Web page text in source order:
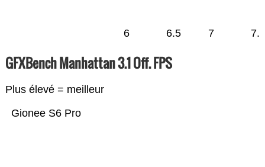
6 6.5 7 7.5
GFXBench Manhattan 3.1 Off. FPS
Plus élevé = meilleur
Gionee S6 Pro